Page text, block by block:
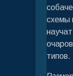
схемы
типов.